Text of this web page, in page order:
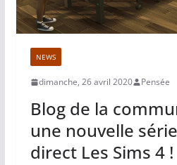
NEWS
dimanche, 26 avril 2020 Pensée
Blog de la
une nouvelle
direct Les Sims 4 !